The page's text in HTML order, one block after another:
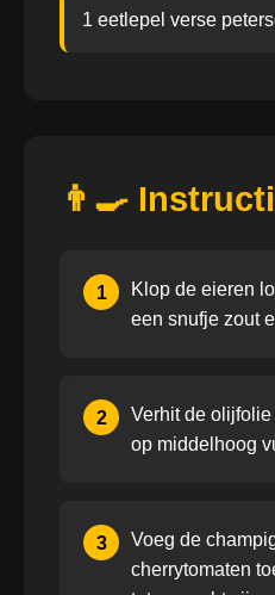
1 eetlepel verse
👨‍🍳
1
Klop de eieren
een snufje zout
2
Verhit de
op middelhoog
3
Voeg de
cherrytomaten